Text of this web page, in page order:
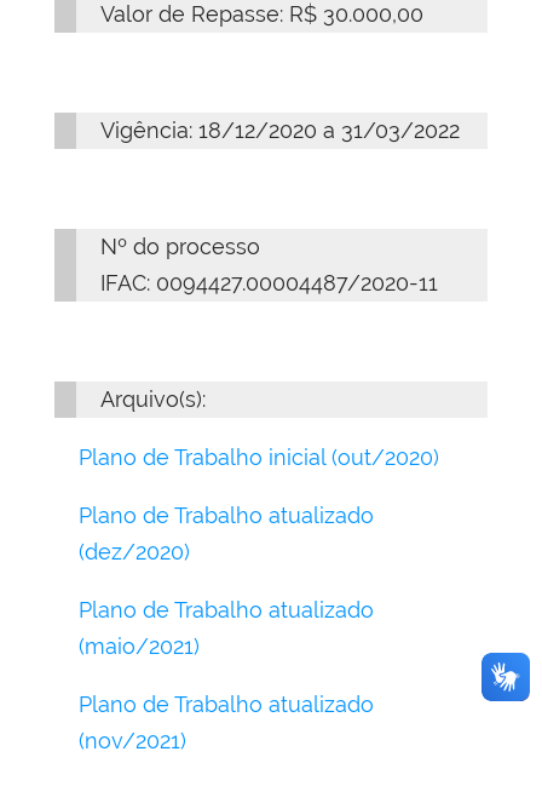
Valor de Repasse: R$ 30.000,00
Vigência: 18/12/2020 a 31/03/2022
Nº do processo
IFAC: 0094427.00004487/2020-11
Arquivo(s):
Plano de Trabalho inicial (out/2020)
Plano de Trabalho atualizado
(dez/2020)
Plano de Trabalho atualizado
(maio/2021)
Plano de Trabalho atualizado
(nov/2021)